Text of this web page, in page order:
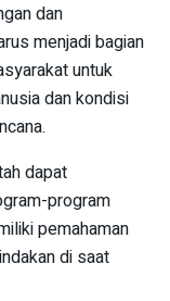
dan
menjadi bagian
untuk
dan kondisi
dapat
program
pemahaman
di saat